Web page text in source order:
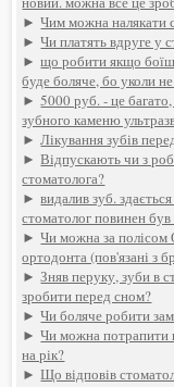
►Чим можна налякати
►Чи платять вдруге у
►що робити якщо
буде боляче, бо уколи
►5000 руб. - це
зубного каменю
►Лікування зубів
►Відпускають чи з
стоматолога?
►видалив зуб.
стоматолог повинен
►Чи можна за
ортодонта (пов'язані з
►Зняв перуку, зуби в
зробити перед сном?
►Чи боляче робити
►Чи можна потрапити
на рік?
►Що відповів